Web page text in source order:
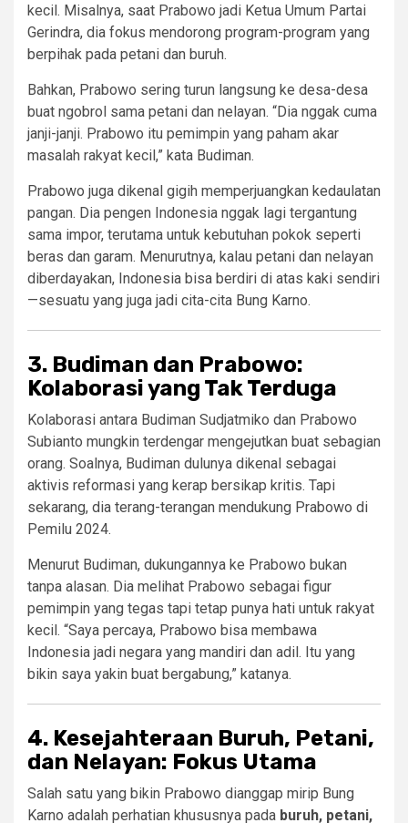
kecil. Misalnya, saat Prabowo jadi Ketua Umum Partai
Gerindra, dia fokus mendorong program-program yang
berpihak pada petani dan buruh.
Bahkan, Prabowo sering turun langsung ke desa-desa
buat ngobrol sama petani dan nelayan. “Dia nggak cuma
janji-janji. Prabowo itu pemimpin yang paham akar
masalah rakyat kecil,” kata Budiman.
Prabowo juga dikenal gigih memperjuangkan kedaulatan
pangan. Dia pengen Indonesia nggak lagi tergantung
sama impor, terutama untuk kebutuhan pokok seperti
beras dan garam. Menurutnya, kalau petani dan nelayan
diberdayakan, Indonesia bisa berdiri di atas kaki sendiri
—sesuatu yang juga jadi cita-cita Bung Karno.
3. Budiman dan Prabowo:
Kolaborasi yang Tak Terduga
Kolaborasi antara Budiman Sudjatmiko dan Prabowo
Subianto mungkin terdengar mengejutkan buat sebagian
orang. Soalnya, Budiman dulunya dikenal sebagai
aktivis reformasi yang kerap bersikap kritis. Tapi
sekarang, dia terang-terangan mendukung Prabowo di
Pemilu 2024.
Menurut Budiman, dukungannya ke Prabowo bukan
tanpa alasan. Dia melihat Prabowo sebagai figur
pemimpin yang tegas tapi tetap punya hati untuk rakyat
kecil. “Saya percaya, Prabowo bisa membawa
Indonesia jadi negara yang mandiri dan adil. Itu yang
bikin saya yakin buat bergabung,” katanya.
4. Kesejahteraan Buruh, Petani,
dan Nelayan: Fokus Utama
Salah satu yang bikin Prabowo dianggap mirip Bung
Karno adalah perhatian khususnya pada buruh, petani,